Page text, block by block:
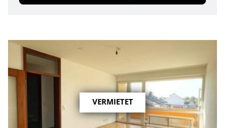
VERMIETET